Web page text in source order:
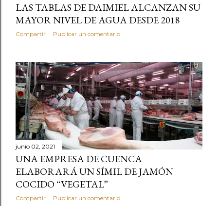
LAS TABLAS DE DAIMIEL ALCANZAN SU
MAYOR NIVEL DE AGUA DESDE 2018
Compartir Publicar un comentario
junio 02, 2021
UNA EMPRESA DE CUENCA
ELABORARÁ UN SÍMIL DE JAMÓN
COCIDO “VEGETAL”
Compartir Publicar un comentario